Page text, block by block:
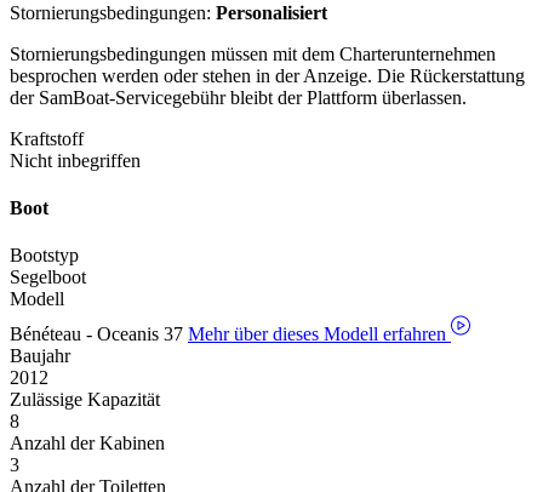
Stornierungsbedingungen: Personalisiert
Stornierungsbedingungen müssen mit dem Charterunternehmen
besprochen werden oder stehen in der Anzeige. Die Rückerstattung
der SamBoat-Servicegebühr bleibt der Plattform überlassen.
Kraftstoff
Nicht inbegriffen
Boot
Bootstyp
Segelboot
Modell
Bénéteau - Oceanis 37 Mehr über dieses Modell erfahren
Baujahr
2012
Zulässige Kapazität
8
Anzahl der Kabinen
3
Anzahl der Toiletten